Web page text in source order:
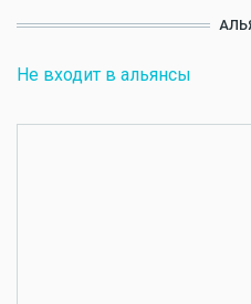
Не входит в альянсы